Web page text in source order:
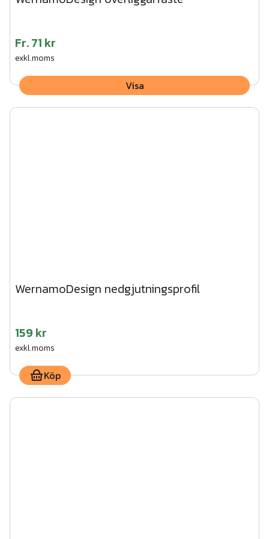
Fr.71 kr
exkl.moms
Visa
WernamoDesign nedgjutningsprofil
159 kr
exkl.moms
Köp